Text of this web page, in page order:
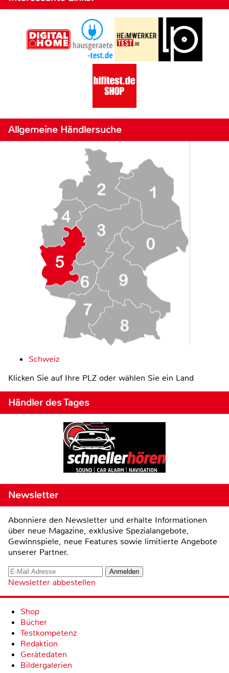
Allgemeine Händlersuche
Schweiz
Klicken Sie auf Ihre PLZ oder wählen Sie ein Land
Händler des Tages
Newsletter
Abonniere den Newsletter und erhalte Informationen
über neue Magazine, exklusive Spezialangebote,
Gewinnspiele, neue Features sowie limitierte Angebote
unserer Partner.
Newsletter abbestellen
Shop
Bücher
Testkompetenz
Redaktion
Gerätedaten
Bildergalerien